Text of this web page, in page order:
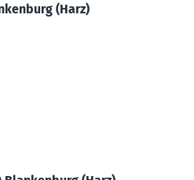
(Harz)